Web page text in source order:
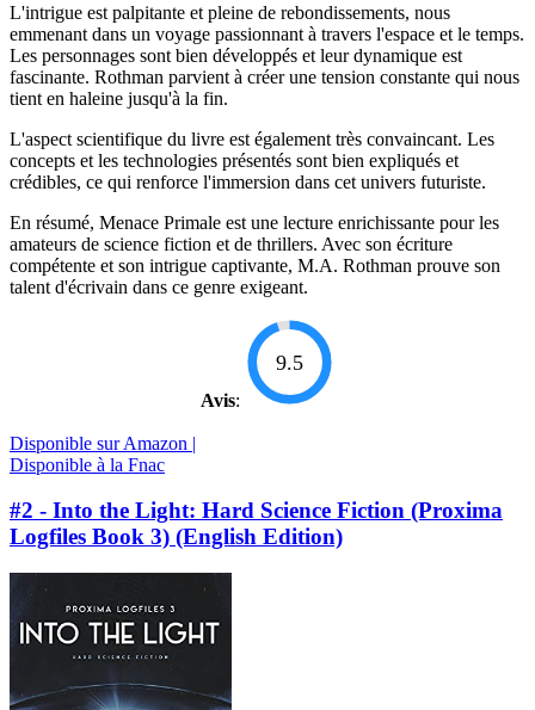
L'intrigue est palpitante et pleine de rebondissements, nous
emmenant dans un voyage passionnant à travers l'espace et le temps.
Les personnages sont bien développés et leur dynamique est
fascinante. Rothman parvient à créer une tension constante qui nous
tient en haleine jusqu'à la fin.
L'aspect scientifique du livre est également très convaincant. Les
concepts et les technologies présentés sont bien expliqués et
crédibles, ce qui renforce l'immersion dans cet univers futuriste.
En résumé, Menace Primale est une lecture enrichissante pour les
amateurs de science fiction et de thrillers. Avec son écriture
compétente et son intrigue captivante, M.A. Rothman prouve son
talent d'écrivain dans ce genre exigeant.
Avis:
9.5
Disponible sur Amazon |
Disponible à la Fnac
#2 - Into the Light: Hard Science Fiction (Proxima
Logfiles Book 3) (English Edition)